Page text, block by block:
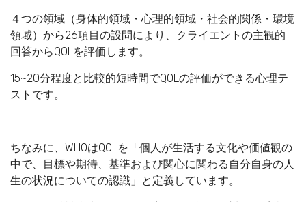
４つの領域（身体的領域・心理的領域・社会的関係・環境
領域）から26項目の設問により、クライエントの主観的
回答からQOLを評価します。
15~20分程度と比較的短時間でQOLの評価ができる心理テ
ストです。
ちなみに、WHOはQOLを「個人が生活する文化や価値観の
中で、目標や期待、基準および関心に関わる自分自身の人
生の状況についての認識」と定義しています。